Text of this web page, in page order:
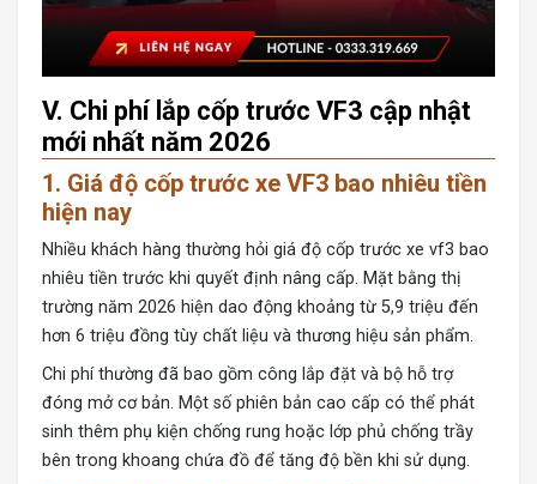
V. Chi phí lắp cốp trước VF3 cập nhật
mới nhất năm 2026
1. Giá độ cốp trước xe VF3 bao nhiêu tiền
hiện nay
Nhiều khách hàng thường hỏi giá độ cốp trước xe vf3 bao
nhiêu tiền trước khi quyết định nâng cấp. Mặt bằng thị
trường năm 2026 hiện dao động khoảng từ 5,9 triệu đến
hơn 6 triệu đồng tùy chất liệu và thương hiệu sản phẩm.
Chi phí thường đã bao gồm công lắp đặt và bộ hỗ trợ
đóng mở cơ bản. Một số phiên bản cao cấp có thể phát
sinh thêm phụ kiện chống rung hoặc lớp phủ chống trầy
bên trong khoang chứa đồ để tăng độ bền khi sử dụng.